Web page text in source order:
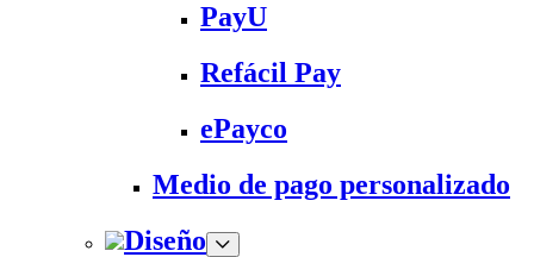
PayU
Refácil Pay
ePayco
Medio de pago personalizado
Diseño